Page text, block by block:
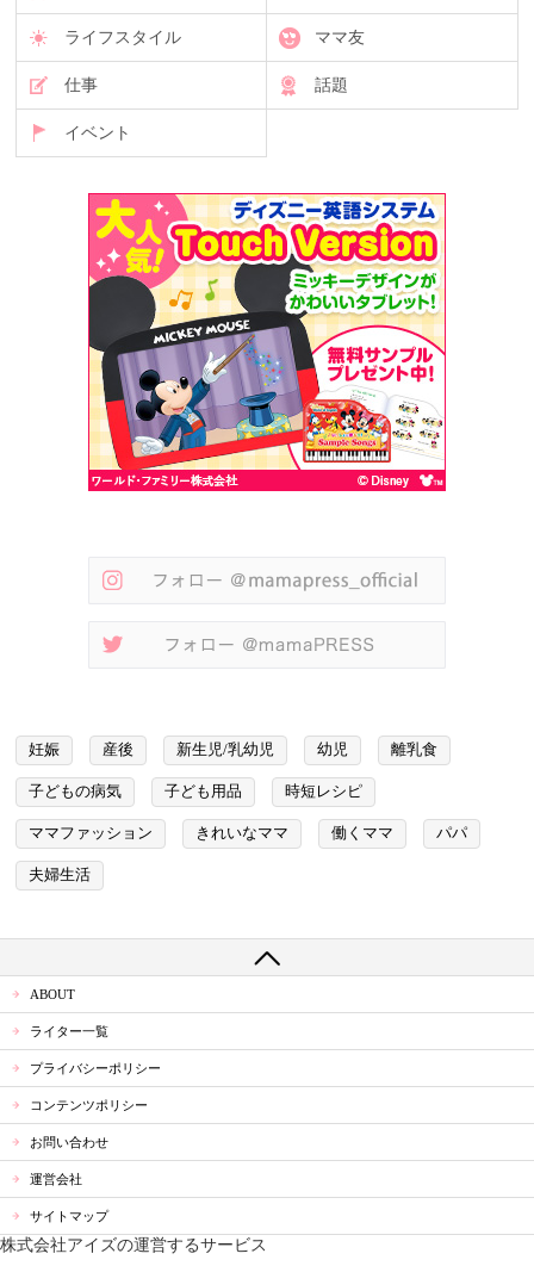
ライフスタイル ママ友
仕事 話題
イベント
妊娠 産後 新生児/乳幼児 幼児 離乳食
子どもの病気 子ども用品 時短レシピ
ママファッション きれいなママ 働くママ パパ
夫婦生活
ABOUT
ライター一覧
プライバシーポリシー
コンテンツポリシー
お問い合わせ
運営会社
サイトマップ
株式会社アイズの運営するサービス